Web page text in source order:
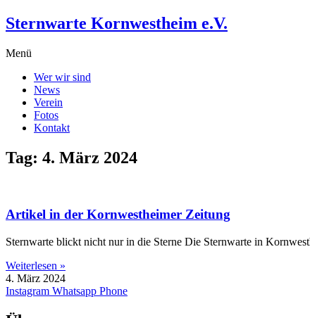
Zum
Inhalt
Sternwarte Kornwestheim e.V.
Menü
Wer wir sind
News
Verein
Fotos
Kontakt
Tag: 4. März 2024
Artikel in der Kornwestheimer Zeitung
Sternwarte blickt nicht nur in die Sterne Die Sternwarte in
Weiterlesen »
4. März 2024
Instagram Whatsapp Phone